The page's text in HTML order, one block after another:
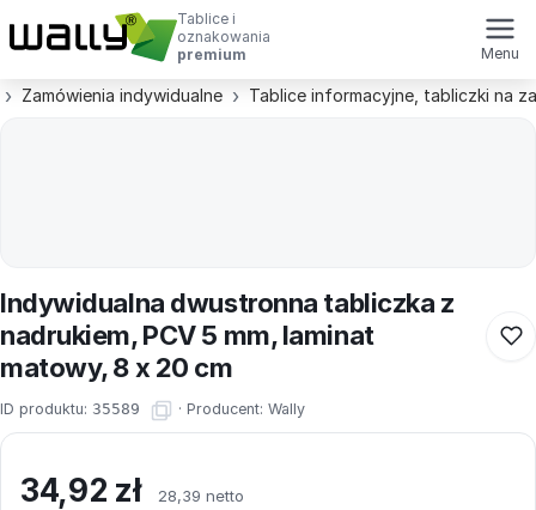
Tablice i
oznakowania
premium
Menu
Zamówienia indywidualne Tablice informacyjne, tabliczki na
Indywidualna dwustronna tabliczka z
nadrukiem, PCV 5 mm, laminat
matowy, 8 x 20 cm
ID produktu: 35589 · Producent: Wally
34,92 zł 28,39 netto